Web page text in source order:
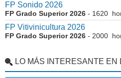
FP Sonido 2026
FP Grado Superior 2026 - 1620
FP Vitivinicultura 2026
FP Grado Superior 2026 - 2000
LO MÁS INTERESANTE EN